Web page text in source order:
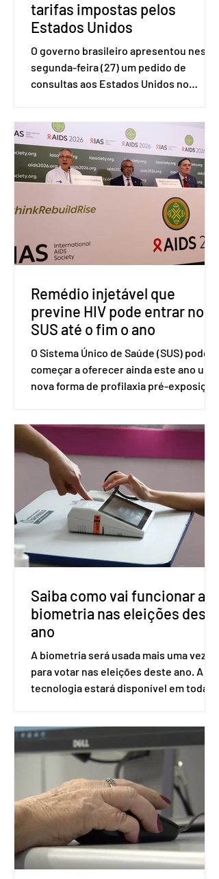
tarifas impostas pelos
Estados Unidos
O governo brasileiro apresentou nesta
segunda-feira (27) um pedido de
consultas aos Estados Unidos no
(OMC), contestando duas medidas
tarifárias adotadas pelo país norte-
americano com base na Seção 301 da
Lei de Comércio de 1974. Segundo nota
divulgada pelo Ministério das Relações
Exteriores, o Brasil considera que as
incompatíveis com as obrigações
assumidas pelos Estados Unid
Remédio injetável que
previne HIV pode entrar no
SUS até o fim o ano
O Sistema Único de Saúde (SUS) pode
começar a oferecer ainda este ano uma
nova forma de profilaxia pré-exposição
medicamento carbotegravir, que
impede a replicação do vírus de forma
prolongada e pode ser tomado a cada
dois meses. O pedido de inclusão vai
ser encaminhado pelo Ministério da
Saúde à Comissão Nacional de
Incorporação de Novas Tecnologias no
SUS (Conitec) na semana que vem. A
Conitec é um colegiado
Saiba como vai funcionar a
biometria nas eleições deste
ano
A biometria será usada mais uma vez
para votar nas eleições deste ano. A
tecnologia estará disponível em todas
Apesar da requisição, a biometria não é
obrigatória para exercer o direito ao
voto. Se o título estiver regular, o
eleitor pode votar mesmo sem ter
realizado esse cadastro. Neste caso,
será exigido o documento de
identificação para acesso à urna
eletrônica. Se a urna eletrônica não
reconh